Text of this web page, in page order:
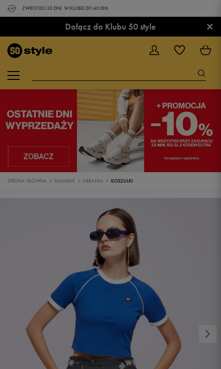
ZWROT DO 30 DNI. W KLUBIE DO 60 DNI.
Dołącz do Klubu 50 style ×
STRONA GŁÓWNA DAMSKIE UBRANIA KOSZULKI